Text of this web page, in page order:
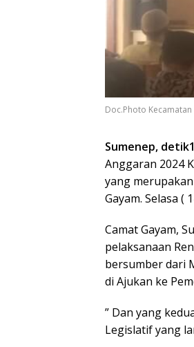
Doc.Photo
Sumenep,
Anggaran 2024
yang
Gayam. Selasa (
Camat Gayam,
pelaksanaan
bersumber dari
di Ajukan ke
” Dan yang
Legislatif yang